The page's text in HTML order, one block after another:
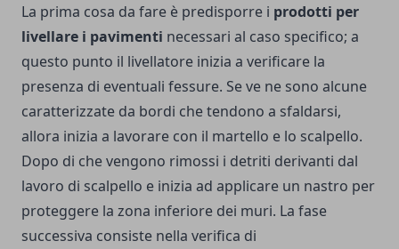
La prima cosa da fare è predisporre i prodotti per
livellare i pavimenti necessari al caso specifico; a
questo punto il livellatore inizia a verificare la
presenza di eventuali fessure. Se ve ne sono alcune
caratterizzate da bordi che tendono a sfaldarsi,
allora inizia a lavorare con il martello e lo scalpello.
Dopo di che vengono rimossi i detriti derivanti dal
lavoro di scalpello e inizia ad applicare un nastro per
proteggere la zona inferiore dei muri. La fase
successiva consiste nella verifica di